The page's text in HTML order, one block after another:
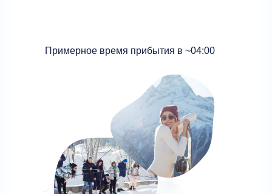
Примерное время прибытия в ~04:00